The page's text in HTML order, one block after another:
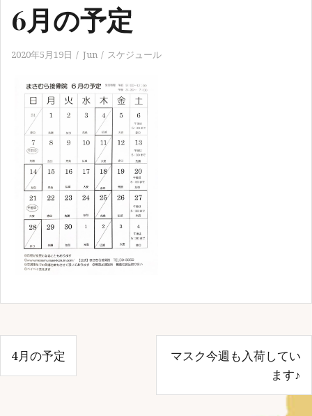
6月の予定
2020年5月19日 Jun スケジュール
投
稿
4月の予定
マスク今週も入荷してい
ます♪